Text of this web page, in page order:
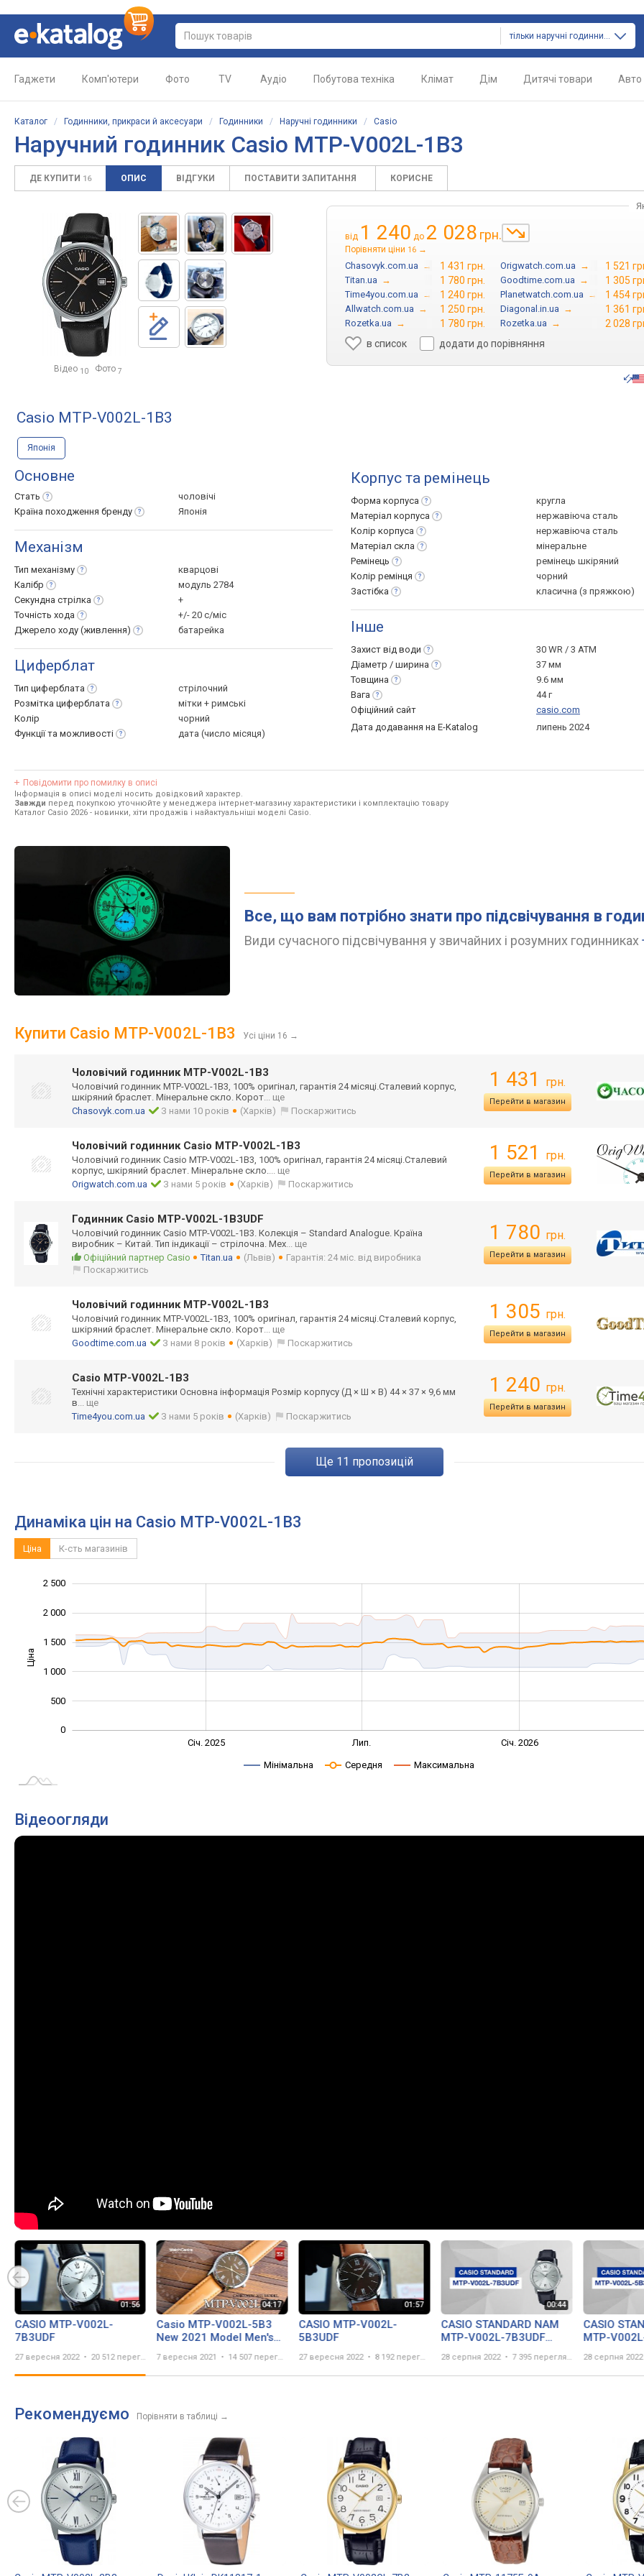
тільки наручні годинники
Гаджети Комп'ютери Фото TV Аудіо Побутова техніка Клімат Дім Дитячі товари Авто
Каталог / Годинники, прикраси й аксесуари / Годинники / Наручні годинники / Casio
Наручний годинник Casio MTP-V002L-1B3
ДЕ КУПИТИ 16 ОПИС ВІДГУКИ ПОСТАВИТИ ЗАПИТАННЯ КОРИСНЕ
Відео 10 Фото 7
від 1 240 до 2 028 грн.
Порівняти ціни 16 →
Chasovyk.com.ua → 1 431 грн. Origwatch.com.ua → 1 521
Titan.ua → 1 780 грн. Goodtime.com.ua → 1 305
Time4you.com.ua → 1 240 грн. Planetwatch.com.ua → 1 454
Allwatch.com.ua → 1 250 грн. Diagonal.in.ua → 1 361
Rozetka.ua → 1 780 грн. Rozetka.ua →
2 028
в список
додати до порівняння
Casio MTP-V002L-1B3
Японія
Основне
Стать
чоловічі
Країна походження бренду Японія
Механізм
Тип механізму
кварцові
Калібр
модуль 2784
Секундна стрілка
+
Точність хода
+/- 20 с/міс
Джерело ходу (живлення) батарейка
Циферблат
Тип циферблата
стрілочний
Розмітка циферблата
мітки + римські
Колір
чорний
Функції та можливості дата (число місяця)
Корпус та ремінець
Форма корпуса
кругла
Матеріал корпуса
нержавіюча сталь
Колір корпуса
нержавіюча сталь
Матеріал скла
мінеральне
Ремінець
ремінець шкіряний
Колір ремінця
чорний
Застібка
класична (з пряжкою)
Інше
Захист від води
30 WR / 3 ATM
Діаметр / ширина
37 мм
Товщина
9.6 мм
Вага
44 г
Офіційний сайт
casio.com
Дата додавання на E-Katalog
липень 2024
Повідомити про помилку в описі
Інформація в описі моделі носить довідковий характер.
Завжди перед покупкою уточнюйте у менеджера інтернет-магазину характеристики і комплектацію товару
Каталог Casio 2026 - новинки, хіти продажів і найактуальніші моделі Casio.
Все, що вам потрібно знати про підсвічування в
Види сучасного підсвічування у звичайних і розумних годинниках
Купити Casio MTP-V002L-1B3 Усі ціни 16 →
Чоловічий годинник MTP-V002L-1B3
Чоловічий годинник MTP-V002L-1B3, 100% оригінал, гарантія 24 місяці.Сталевий корпус,
шкіряний браслет. Мінеральне скло. Корот... ще
Chasovyk.com.ua
З нами 10 років (Харків) Поскаржитись
1 431 грн.
Перейти в магазин
Чоловічий годинник Casio MTP-V002L-1B3
Чоловічий годинник Casio MTP-V002L-1B3, 100% оригінал, гарантія 24 місяці.Сталевий
корпус, шкіряний браслет. Мінеральне скло.... ще
Origwatch.com.ua
З нами 5 років (Харків) Поскаржитись
1 521 грн.
Перейти в магазин
Годинник Casio MTP-V002L-1B3UDF
Чоловічий годинник Casio MTP-V002L-1B3. Колекція – Standard Analogue. Країна
виробник – Китай. Тип індикації – стрілочна. Мех... ще
Офіційний партнер Casio
Titan.ua (Львів)
Гарантія: 24 міс. від виробника
Поскаржитись
1 780 грн.
Перейти в магазин
Чоловічий годинник MTP-V002L-1B3
Чоловічий годинник MTP-V002L-1B3, 100% оригінал, гарантія 24 місяці.Сталевий корпус,
шкіряний браслет. Мінеральне скло. Корот... ще
Goodtime.com.ua
З нами 8 років (Харків) Поскаржитись
1 305 грн.
Перейти в магазин
Casio MTP-V002L-1B3
Технічні характеристики Основна інформація Розмір корпусу (Д × Ш × В) 44 × 37 × 9,6 мм
в... ще
Time4you.com.ua
З нами 5 років (Харків) Поскаржитись
1 240 грн.
Перейти в магазин
ще 11 пропозицій
Динаміка цін на Casio MTP-V002L-1B3
Ціна К-сть магазинів
Ціна
0
500
1 000
1 500
2 000
2 500
Січ. 2025 Лип. Січ. 2026
Мінімальна Середня Максимальна
Відеоогляди
CASIO MTP-V002L-
7B3UDF
27 вересня 2022 20 512 переглядів
Casio MTP-V002L-5B3
New 2021 Model Men's
Brown Leather Strap
7 вересня 2021 14 507 переглядів
CASIO MTP-V002L-
5B3UDF
27 вересня 2022 8 192 перегляда
CASIO STANDARD NAM
MTP-V002L-7B3UDF
#mtpv002
28 серпня 2022 7 395 переглядів
CASIO
MTP-
#mtpv002
28 серпня 2022
Рекомендуємо Порівняти в таблиці →